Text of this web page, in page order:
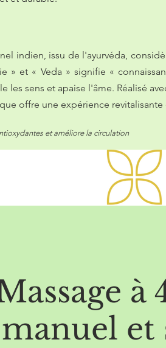
indien, issu de l'ayurvéda,
» et « Veda » signifie «
les sens et apaise l'âme. Réalisé
offre une expérience
et améliore la circulation
à
manuel et